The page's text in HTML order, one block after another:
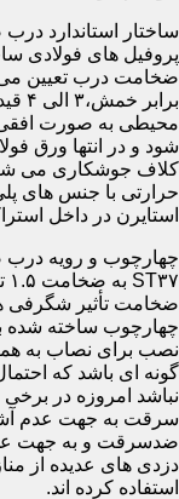
ساختار استاندارد
پروفیل های فولادی
ضخامت درب تعیین
محیطی به صورت
کلاف جوشکاری می
حرارتی با جنس های
استایرن در داخل
چهارچوب و رویه درب
ضخامت تأثیر شگرفی
چهارچوب ساخته شده
نصب برای نصاب به
گونه ای باشد که
نباشد امروزه در
سرقت به جهت عدم
ضدسرقت و به جهت
دزدی های عدیده از
استفاده کرده اند.